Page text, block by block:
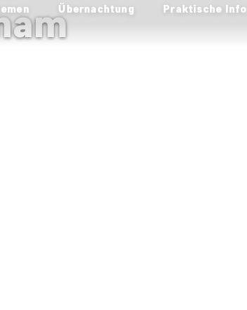
Übernachtung Praktische Info